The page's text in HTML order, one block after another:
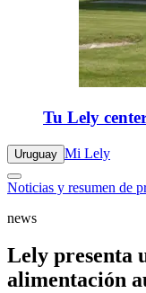
Tu Lely
Uruguay Mi Lely
Noticias y resumen de
news
Lely presenta
alimentación